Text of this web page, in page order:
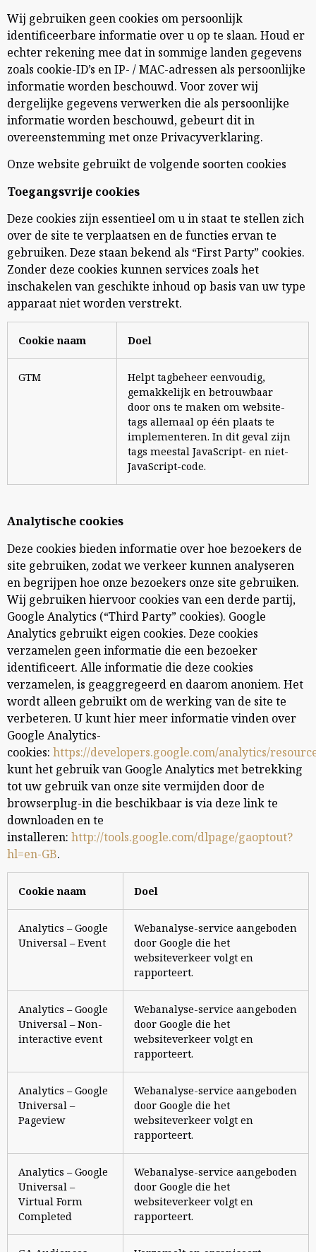
Wij gebruiken geen cookies om persoonlijk
identificeerbare informatie over u op te slaan. Houd er
echter rekening mee dat in sommige landen gegevens
zoals cookie-ID’s en IP- / MAC-adressen als persoonlijke
informatie worden beschouwd. Voor zover wij
dergelijke gegevens verwerken die als persoonlijke
informatie worden beschouwd, gebeurt dit in
overeenstemming met onze Privacyverklaring.
Onze website gebruikt de volgende soorten cookies
Toegangsvrije cookies
Deze cookies zijn essentieel om u in staat te stellen zich
over de site te verplaatsen en de functies ervan te
gebruiken. Deze staan bekend als “First Party” cookies.
Zonder deze cookies kunnen services zoals het
inschakelen van geschikte inhoud op basis van uw type
apparaat niet worden verstrekt.
Cookie naam Doel
GTM
Helpt tagbeheer eenvoudig,
gemakkelijk en betrouwbaar
door ons te maken om website-
tags allemaal op één plaats te
implementeren. In dit geval zijn
tags meestal JavaScript- en niet-
JavaScript-code.
Analytische cookies
Deze cookies bieden informatie over hoe bezoekers de
site gebruiken, zodat we verkeer kunnen analyseren
en begrijpen hoe onze bezoekers onze site gebruiken.
Wij gebruiken hiervoor cookies van een derde partij,
Google Analytics (“Third Party” cookies). Google
Analytics gebruikt eigen cookies. Deze cookies
verzamelen geen informatie die een bezoeker
identificeert. Alle informatie die deze cookies
verzamelen, is geaggregeerd en daarom anoniem. Het
wordt alleen gebruikt om de werking van de site te
verbeteren. U kunt hier meer informatie vinden over
Google Analytics-
cookies: https://developers.google.com/analytics/
kunt het gebruik van Google Analytics met betrekking
tot uw gebruik van onze site vermijden door de
browserplug-in die beschikbaar is via deze link te
downloaden en te
installeren: http://tools.google.com/dlpage/gaoptout?
hl=en-GB.
Cookie naam Doel
Analytics – Google
Universal – Event
Webanalyse-service aangeboden
door Google die het
websiteverkeer volgt en
rapporteert.
Analytics – Google
Universal – Non-
interactive event
Webanalyse-service aangeboden
door Google die het
websiteverkeer volgt en
rapporteert.
Analytics – Google
Universal –
Pageview
Webanalyse-service aangeboden
door Google die het
websiteverkeer volgt en
rapporteert.
Analytics – Google
Universal –
Virtual Form
Completed
Webanalyse-service aangeboden
door Google die het
websiteverkeer volgt en
rapporteert.